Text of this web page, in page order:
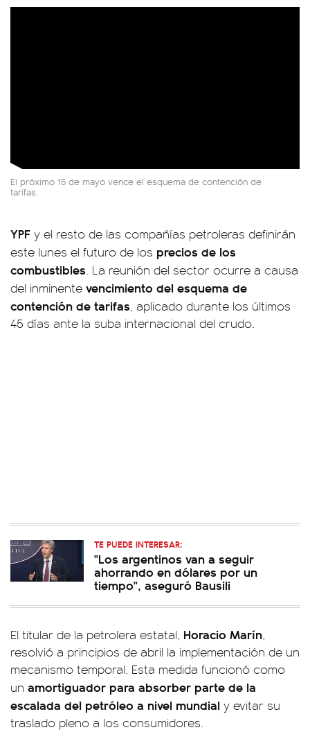
El próximo 15 de mayo vence el esquema de contención de
tarifas.
YPF y el resto de las compañías petroleras definirán
este lunes el futuro de los precios de los
combustibles. La reunión del sector ocurre a causa
del inminente vencimiento del esquema de
contención de tarifas, aplicado durante los últimos
45 días ante la suba internacional del crudo.
TE PUEDE INTERESAR:
"Los argentinos van a seguir
ahorrando en dólares por un
tiempo", aseguró Bausili
El titular de la petrolera estatal, Horacio Marín,
resolvió a principios de abril la implementación de un
mecanismo temporal. Esta medida funcionó como
un amortiguador para absorber parte de la
escalada del petróleo a nivel mundial y evitar su
traslado pleno a los consumidores.